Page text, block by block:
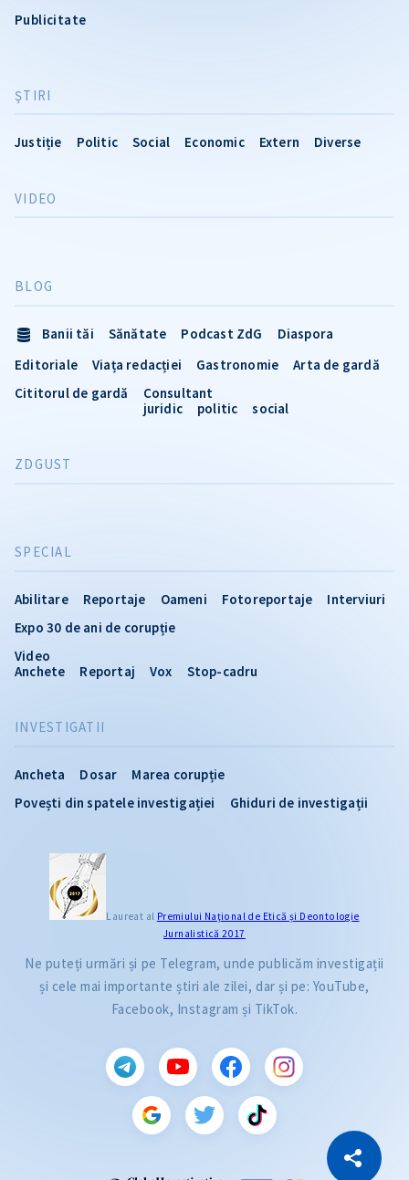
Copiază Link
Publicitate
ŞTIRI
Justiție Politic Social Economic Extern Diverse
INVESTIGATII
Ancheta Dosar
Marea corupție
Povești din spatele investigației
Ghiduri de investigații
VIDEO
SPECIAL
Abilitare Reportaje Oameni Fotoreportaje
Interviuri
Expo 30 de ani de corupție
Video
Anchete
Reportaj Vox Stop-cadru
BLOG
Banii tăi Sănătate Podcast ZdG
Diaspora
Editoriale
Viața redacției Gastronomie
Arta de gardă
Cititorul de gardă
Consultant
juridic
politic social
ZDGUST
Laureat al Premiului Naţional de Etică și Deontologie
Jurnalistică 2017
Ne puteți urmări și pe Telegram, unde publicăm investigații
și cele mai importante știri ale zilei, dar și pe: YouTube,
Facebook, Instagram și TikTok.